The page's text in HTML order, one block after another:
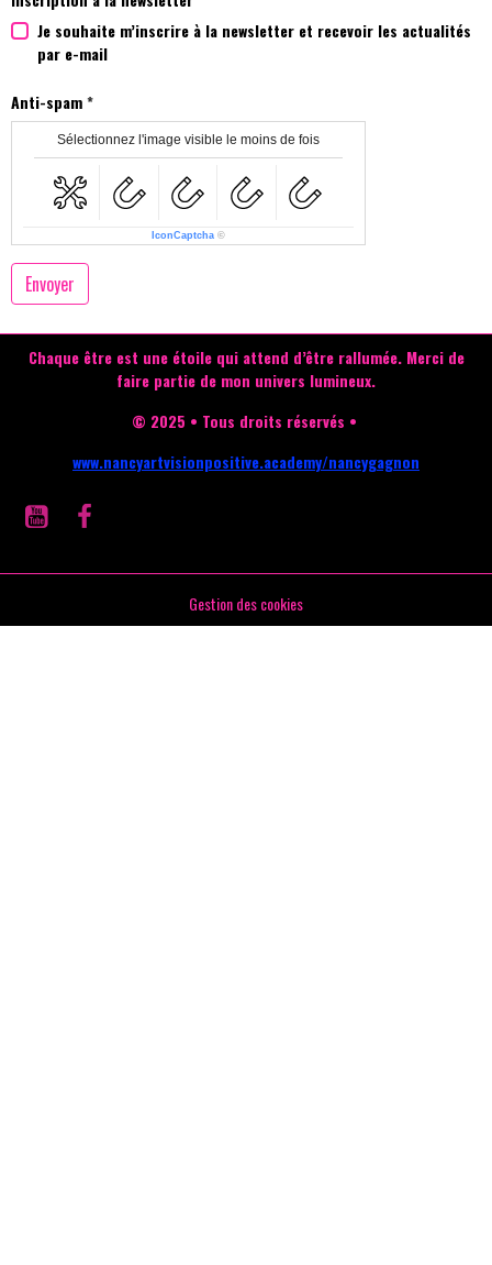
Je souhaite m’inscrire à la newsletter et recevoir les actualités
par e-mail
Anti-spam
Sélectionnez l'image visible le moins de fois
IconCaptcha ©
Envoyer
Chaque être est une étoile qui attend d’être rallumée. Merci de
faire partie de mon univers lumineux.
© 2025 • Tous droits réservés •
www.nancyartvisionpositive.academy/nancygagnon
Gestion des cookies